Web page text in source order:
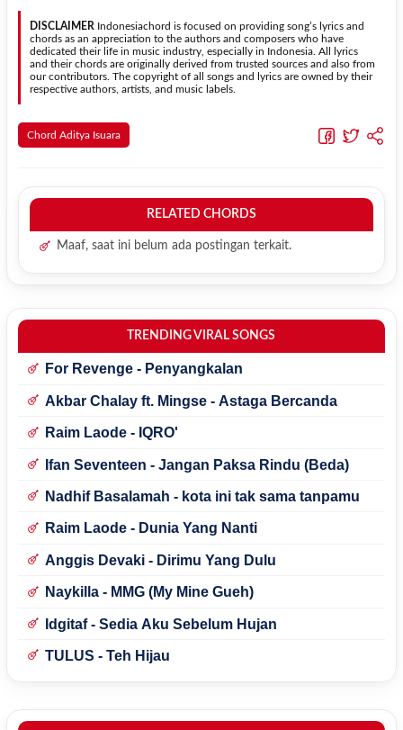
dipelajari oleh pemula tanpa menghilangkan struktur dasar lagu.
DISCLAIMER Indonesiachord is focused on providing song’s lyrics and
chords as an appreciation to the authors and composers who have
dedicated their life in music industry, especially in Indonesia. All lyrics
and their chords are originally derived from trusted sources and also from
our contributors. The copyright of all songs and lyrics are owned by their
respective authors, artists, and music labels.
Chord Aditya Isuara
RELATED CHORDS
Maaf, saat ini belum ada postingan terkait.
TRENDING VIRAL SONGS
For Revenge - Penyangkalan
Akbar Chalay ft. Mingse - Astaga Bercanda
Raim Laode - IQRO'
Ifan Seventeen - Jangan Paksa Rindu (Beda)
Nadhif Basalamah - kota ini tak sama tanpamu
Raim Laode - Dunia Yang Nanti
Anggis Devaki - Dirimu Yang Dulu
Naykilla - MMG (My Mine Gueh)
Idgitaf - Sedia Aku Sebelum Hujan
TULUS - Teh Hijau